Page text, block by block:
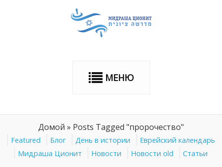
МЕНЮ
Домой » Posts Tagged "пророчество"
Featured Блог День в истории
Еврейский календарь
Мидраша Ционит
Новости Новости old Статьи